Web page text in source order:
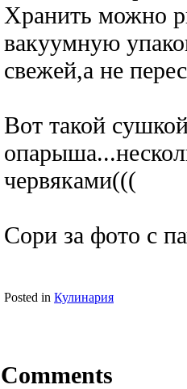
Хранить можно
вакуумную
свежей,а не
Вот такой
червяками(((
Сори за фото с
Posted in Кулинария
Comments